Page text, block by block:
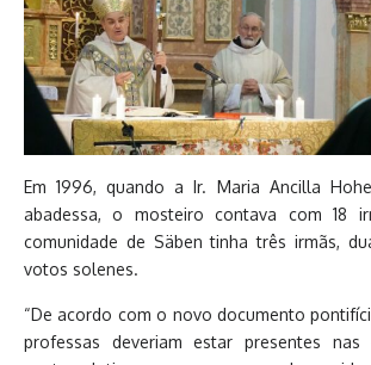
Em 1996, quando a Ir. Maria Ancilla
abadessa, o mosteiro contava com 18
comunidade de Säben tinha três irmãs,
votos solenes.
“De acordo com o novo documento
professas deveriam estar presentes nas